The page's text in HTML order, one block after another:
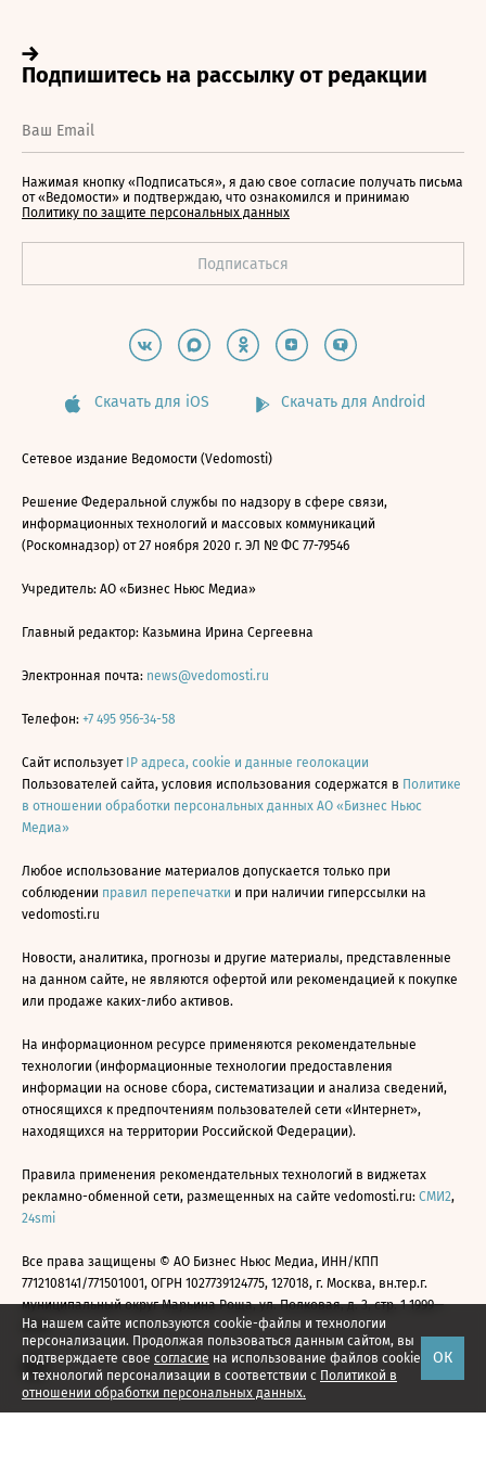
На нашем сайте используются cookie-файлы и технологии
персонализации. Продолжая пользоваться данным сайтом, вы
подтверждаете свое согласие на использование файлов cookie
и технологий персонализации в соответствии с Политикой в
отношении обработки персональных данных.
ОК
Нажимая кнопку «Подписаться», я даю свое согласие получать письма
от «Ведомости» и подтверждаю, что ознакомился и принимаю
Политику по защите персональных данных
Скачать для iOS Скачать для Android
Сетевое издание Ведомости (Vedomosti)
Решение Федеральной службы по надзору в сфере связи,
информационных технологий и массовых коммуникаций
(Роскомнадзор) от 27 ноября 2020 г. ЭЛ № ФС 77-79546
Учредитель: АО «Бизнес Ньюс Медиа»
Главный редактор: Казьмина Ирина Сергеевна
Электронная почта: news@vedomosti.ru
Телефон: +7 495 956-34-58
Сайт использует IP адреса, cookie и данные геолокации
Пользователей сайта, условия использования содержатся в Политике
в отношении обработки персональных данных АО «Бизнес Ньюс
Медиа»
Любое использование материалов допускается только при
соблюдении правил перепечатки и при наличии гиперссылки на
vedomosti.ru
Новости, аналитика, прогнозы и другие материалы, представленные
на данном сайте, не являются офертой или рекомендацией к покупке
или продаже каких-либо активов.
На информационном ресурсе применяются рекомендательные
технологии (информационные технологии предоставления
информации на основе сбора, систематизации и анализа сведений,
относящихся к предпочтениям пользователей сети «Интернет»,
находящихся на территории Российской Федерации).
Правила применения рекомендательных технологий в виджетах
рекламно-обменной сети, размещенных на сайте vedomosti.ru: СМИ2,
24smi
Все права защищены © АО Бизнес Ньюс Медиа, ИНН/КПП
7712108141/771501001, ОГРН 1027739124775, 127018, г. Москва, вн.тер.г.
муниципальный округ Марьина Роща, ул. Полковая, д. 3, стр. 1 1999—
2026